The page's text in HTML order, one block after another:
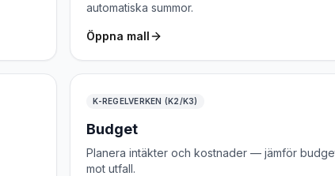
automatiska summor.
Öppna mall
K-REGELVERKEN (K2/K3)
Budget
Planera intäkter och kostnader — jämför
mot utfall.